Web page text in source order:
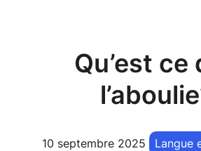
Qu’est ce
10 septembre 2025 Langue